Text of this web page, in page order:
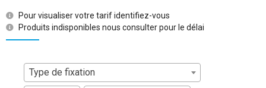
Pour visualiser votre tarif identifiez-vous
Produits indisponibles nous consulter pour le délai
Type de fixation